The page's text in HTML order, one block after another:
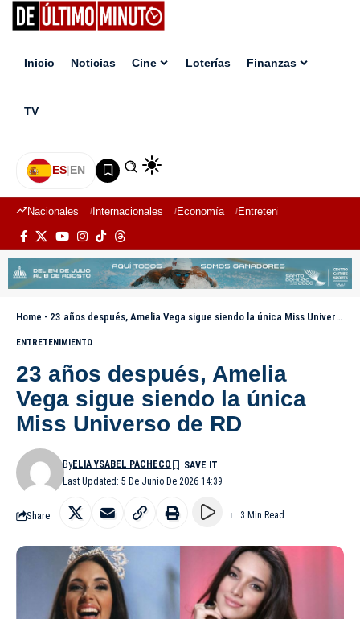
Inicio Noticias Cine Loterías Finanzas
TV
ES|EN
Nacionales Internacionales Economía Entretenimiento
Home - 23 años después, Amelia Vega sigue siendo la única Miss Universo de RD
ENTRETENIMIENTO
23 años después, Amelia
Vega sigue siendo la única
Miss Universo de RD
Last Updated: 5 De Junio De 2026 14:39
ByELIA YSABEL PACHECO
Share 3 Min Read